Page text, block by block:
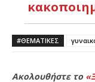
#ΘΕΜΑΤΙΚΈΣ
Ακολουθήστε το